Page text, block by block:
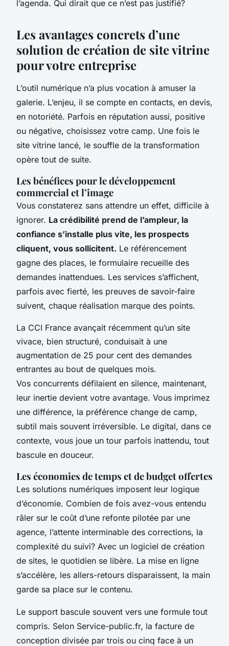
l’agenda. Qui dirait que ce n’est pas justifié?
Les avantages concrets d’une
solution de création de site vitrine
pour votre entreprise
L’outil numérique n’a plus vocation à amuser la
galerie. L’enjeu, il se compte en contacts, en devis,
en notoriété. Parfois en réputation aussi, positive
ou négative, choisissez votre camp. Une fois le
site vitrine lancé, le souffle de la transformation
opère tout de suite.
Les bénéfices pour le développement
commercial et l’image
Vous constaterez sans attendre un effet, difficile à
ignorer. La crédibilité prend de l’ampleur, la
confiance s’installe plus vite, les prospects
cliquent, vous sollicitent. Le référencement
gagne des places, le formulaire recueille des
demandes inattendues. Les services s’affichent,
parfois avec fierté, les preuves de savoir-faire
suivent, chaque réalisation marque des points.
La CCI France avançait récemment qu’un site
vivace, bien structuré, conduisait à une
augmentation de 25 pour cent des demandes
entrantes au bout de quelques mois.
Vos concurrents défilaient en silence, maintenant,
leur inertie devient votre avantage. Vous imprimez
une différence, la préférence change de camp,
subtil mais souvent irréversible. Le digital, dans ce
contexte, vous joue un tour parfois inattendu, tout
bascule en douceur.
Les économies de temps et de budget offertes
Les solutions numériques imposent leur logique
d’économie. Combien de fois avez-vous entendu
râler sur le coût d’une refonte pilotée par une
agence, l’attente interminable des corrections, la
complexité du suivi? Avec un logiciel de création
de sites, le quotidien se libère. La mise en ligne
s’accélère, les allers-retours disparaissent, la main
garde sa place sur le contenu.
Le support bascule souvent vers une formule tout
compris. Selon Service-public.fr, la facture de
conception divisée par trois ou cinq face à un